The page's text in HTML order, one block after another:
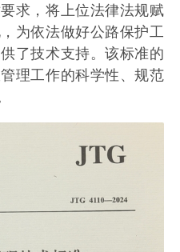
求，将上位法律法规赋
为依法做好公路保护工
了技术支持。该标准的
理工作的科学性、规范